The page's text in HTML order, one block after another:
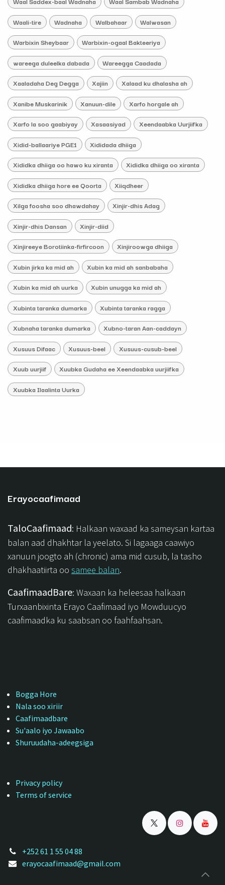
Waali-tire Wadnaha Walbahaar Walwasan
Warbixin Sheybaar Warbixin-ogaal Bakteeriya
wareega duleelka dabada Wareegga Caadada
Xaaladaha Deg Degga Xajiin Xalaad ku dhalasha ah
Xanibe Muskarinik Xanuun-dile Xarfo horgale ah
Xarfo la soo gaabiyay Xasaasiyad Xeendaabka Uurjiifka
Xidid-ballaariye PGE1 Xididada dhiiga
Xididka dhiiga oo hawo ku xiranta Xididka dhiiga oo xiranta
Xididka dhiiga hore ee Qoorta Xiiqdheer
Xilga foosha soo dhawdahay Xinjir-dhis Adag
Xinjir-dhis Dansan Xinjir-diid
Xinjireeye Borotiinka-firfircoon Xinjiroowga dhiiga
Xubin jirka ka mid ah Xubin ka mid ah sanbabaha
Xubin ka mid ah uurka Xubin unugga ka mid ah
Xubinta taranka dumarka Xubinta taranka ragga
Xubnaha taranka dumarka Xubno-taran Aan-caddayn
Xusuus Difaac Xusuus-beel Xusuus-cusub-beel
Xuub uurjiif Xuubka Gudaha ee Xeendaabka uurjiifka
Xuubka Ilaalinta Uurka
Erayocaafimaad
TaloCaafimaad: Halkaan waxaad ka sameysan kartaa
balan aad dhakhtar la yeelato. Si lagaaga caawiyo
xanuun joogto ah (chronic) ama mid cusub, la tasho
dhakhaatiirta oo samee balan.
CaafimaadBare: Waxaan ka heleesaa halkaan
Turxaanbixinta Erayo Caafimaad iyo Mowduucyo
caafimaadka ku saabsan oo faahfaahsan.
Bogga Hore
Nala soo xiriir
Caafimaadbare
Su'aalo iyo Jawaabo
Shuruudaha-adeegsiga
Privacy policy
Terms of service
+252 61 1 55 04 88
erayocaafimaad@gmail.com